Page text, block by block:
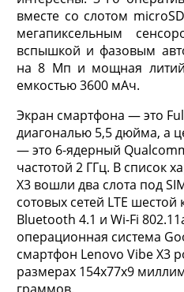
вместе со слотом
мегапиксельным
вспышкой и фазовым
на 8 Мп и мощная
емкостью 3600 мАч.
Экран смартфона — это
диагональю 5,5 дюйма, а
— это 6-ядерный
частотой 2 ГГц. В список
X3 вошли два слота под
сотовых сетей LTE шестой
Bluetooth 4.1 и Wi-Fi
операционная система
смартфон Lenovo Vibe X3
размерах 154х77х9